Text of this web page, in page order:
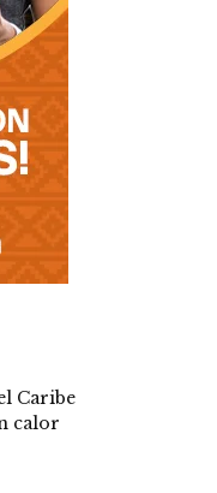
Caribe
calor